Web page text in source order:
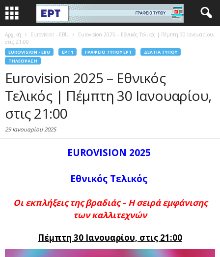
Αρχική Eurovision - EBU
Eurovision 2025 – Εθνικός Τελικός | Πέμπτη 30 Ιανουαρίου,
στις 21:00
EUROVISION - EBU EΡΤ1 ΓΡΑΦΕΊΟ ΤΎΠΟΥ ΕΡΤ
ΔΕΛΤΊΑ ΤΎΠΟΥ
ΤΗΛΕΌΡΑΣΗ
Eurovision 2025 – Εθνικός
Τελικός | Πέμπτη 30 Ιανουαρίου,
στις 21:00
29 Ιανουαρίου 2025
EUROVISION 2025
Εθνικός Τελικός
Οι εκπλήξεις της βραδιάς – Η σειρά εμφάνισης
των καλλιτεχνών
Πέμπτη 30 Ιανουαρίου, στις 21:00